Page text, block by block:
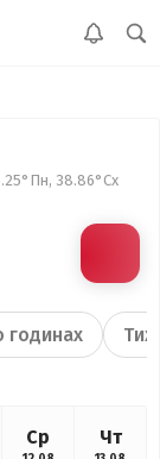
38.86°Сх
годинах
Ср Чт